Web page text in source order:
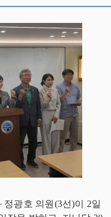
광호 의원(3선)이 2일